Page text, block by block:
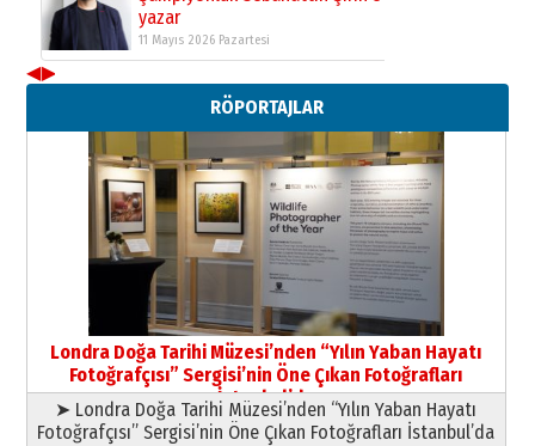
yazar
11 Mayıs 2026 Pazartesi
Neşat YALÇIN
Paranın Aile Kültüründeki Yeri
03 Ağustos 2026 Pazartesi
Yıldırım Gündoğdu
HAVVA’NIN ÜÇ KIZI
09 Temmuz 2026 Perşembe
Yusuf POLAT
Şampiyonluk Sebahattin Şirin’e
yazar
11 Mayıs 2026 Pazartesi
◀▶
RÖPORTAJLAR
Londra Doğa Tarihi Müzesi’nden “Yılın Yaban Hayatı
Fotoğrafçısı” Sergisi’nin Öne Çıkan Fotoğrafları
İstanbul’da
➤ Londra Doğa Tarihi Müzesi’nden “Yılın Yaban Hayatı
Fotoğrafçısı” Sergisi’nin Öne Çıkan Fotoğrafları İstanbul’da